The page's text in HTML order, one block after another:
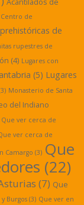
Centro de
de
rupestres de
(4) Lugares con
(5) Lugares
Monasterio de Santa
del Indiano
Que ver cerca de
ver cerca de
Camargo (3) Que
(22)
(7) Que
Burgos (3) Que ver en